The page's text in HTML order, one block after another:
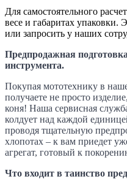
Для самостоятельного
весе и габаритах
или запросить у наших
Предпродажная
инструмента.
Покупая мототехнику в
получаете не просто
коня! Наша сервисная
колдует над каждой
проводя тщательную
хлопотах – к вам приедет
агрегат, готовый к
Что входит в таинство